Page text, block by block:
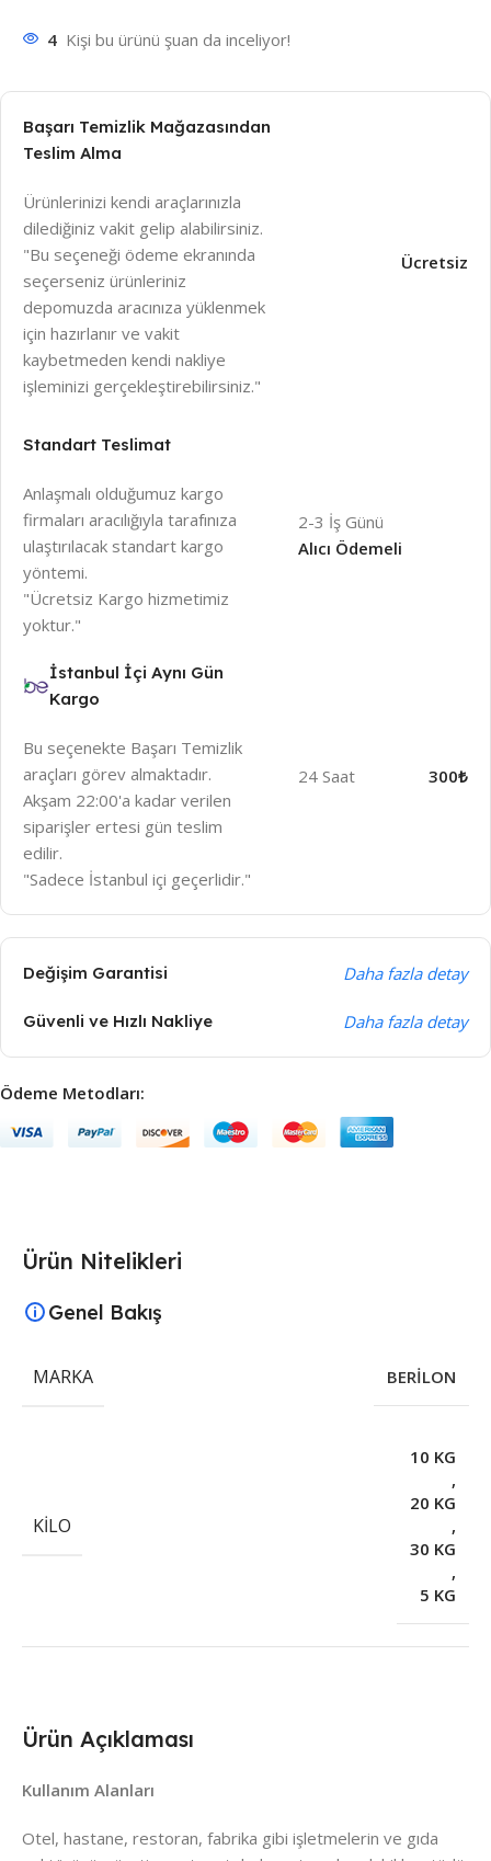
4 Kişi bu ürünü şuan da inceliyor!
Başarı Temizlik Mağazasından
Teslim Alma
Ürünlerinizi kendi araçlarınızla
dilediğiniz vakit gelip alabilirsiniz.
"Bu seçeneği ödeme ekranında
seçerseniz ürünleriniz
depomuzda aracınıza yüklenmek
için hazırlanır ve vakit
kaybetmeden kendi nakliye
işleminizi gerçekleştirebilirsiniz."
Ücretsiz
Standart Teslimat
Anlaşmalı olduğumuz kargo
firmaları aracılığıyla tarafınıza
ulaştırılacak standart kargo
yöntemi.
"Ücretsiz Kargo hizmetimiz
yoktur."
2-3 İş Günü
Alıcı Ödemeli
İstanbul İçi Aynı Gün
Kargo
Bu seçenekte Başarı Temizlik
araçları görev almaktadır.
Akşam 22:00'a kadar verilen
siparişler ertesi gün teslim
edilir.
"Sadece İstanbul içi geçerlidir."
24 Saat 300₺
Değişim Garantisi Daha fazla detay
Güvenli ve Hızlı Nakliye Daha fazla detay
Ödeme Metodları:
Ürün Açıklaması
Kullanım Alanları
Otel, hastane, restoran, fabrika gibi işletmelerin ve gıda
Ürün Nitelikleri
Genel Bakış
MARKA BERİLON
KILO
10 KG
,
20 KG
,
30 KG
,
5 KG